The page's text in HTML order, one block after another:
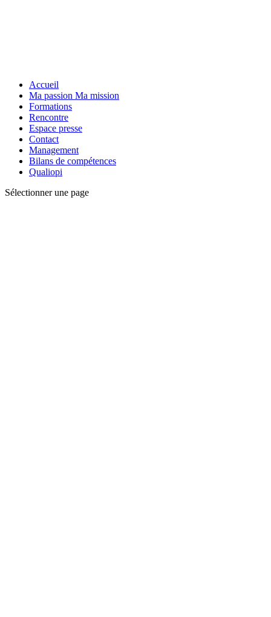
Accueil
Ma passion Ma mission
Formations
Rencontre
Espace presse
Contact
Management
Bilans de compétences
Qualiopi
Sélectionner une page